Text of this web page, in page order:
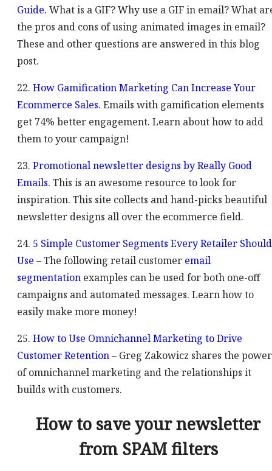
Guide. What is a GIF? Why use a GIF in email? What
the pros and cons of using animated images in email?
These and other questions are answered in this blog
post.
22. How Gamification Marketing Can Increase Your
Ecommerce Sales. Emails with gamification elements
get 74% better engagement. Learn about how to add
them to your campaign!
23. Promotional newsletter designs by Really Good
Emails. This is an awesome resource to look for
inspiration. This site collects and hand-picks beautiful
newsletter designs all over the ecommerce field.
24. 5 Simple Customer Segments Every Retailer Should
Use – The following retail customer email
segmentation examples can be used for both one-off
campaigns and automated messages. Learn how to
easily make more money!
25. How to Use Omnichannel Marketing to Drive
Customer Retention– Greg Zakowicz shares the power
of omnichannel marketing and the relationships it
builds with customers.
How to save your newsletter
from SPAM filters